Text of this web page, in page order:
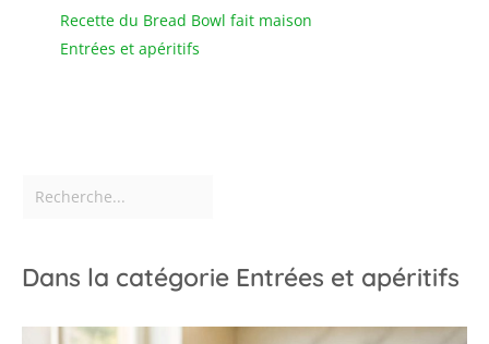
Recette du Bread Bowl fait maison
Entrées et apéritifs
Dans la catégorie Entrées et apéritifs